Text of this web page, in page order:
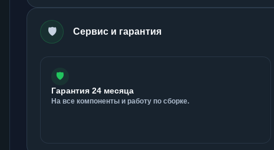
🛡️ Сервис и гарантия
🛡️
Гарантия 24 месяца
На все компоненты и работу по сборке.